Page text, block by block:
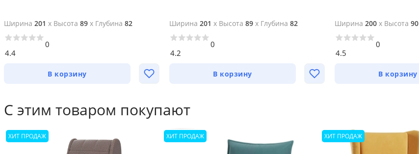
Ширина 201 x Высота 89 x Глубина 82
4.4
0
В корзину
Ширина 201 x Высота 89 x Глубина 82
4.2
0
В корзину
Ширина 200 x Высота 90
4.5
0
В корзину
С этим товаром покупают
ХИТ ПРОДАЖ ХИТ ПРОДАЖ ХИТ ПРОДАЖ